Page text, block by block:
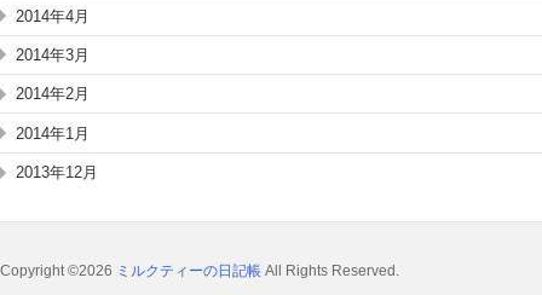
2014年4月
2014年3月
2014年2月
2014年1月
2013年12月
Copyright ©2026 ミルクティーの日記帳 All Rights Reserved.